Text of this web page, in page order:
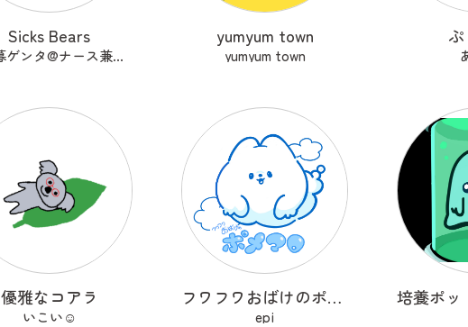
Sicks Bears
佐々暮ゲンタ@ナース兼描き
yumyum town
yumyum town
優雅なコアラ
いこい☺︎
フワフワおばけのポメマロ
epi